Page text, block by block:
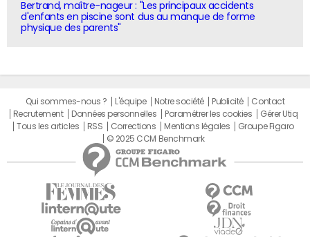
Bertrand, maître-nageur : "Les principaux accidents
d'enfants en piscine sont dus au manque de forme
physique des parents"
Qui sommes-nous ? L'équipe Notre société Publicité
Contact
Recrutement
Données personnelles Paramétrer les cookies
Gérer Utiq
Tous les articles
RSS Corrections Mentions légales
Groupe Figaro
© 2025 CCM Benchmark